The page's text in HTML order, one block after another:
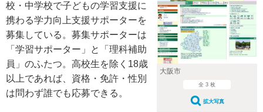
大阪市
全 3 枚
拡大写真
校・中学校で子どもの学習支援に
携わる学力向上支援サポーターを
募集している。募集サポーターは
「学習サポーター」と「理科補助
員」のふたつ。高校生を除く18歳
以上であれば、資格・免許・性別
は問わず誰でも応募できる。